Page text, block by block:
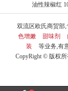
油性辣椒红
双流区欧氏商贸部,
色增嫩
甜味剂
装
等业务,有
CopyRight © 版权